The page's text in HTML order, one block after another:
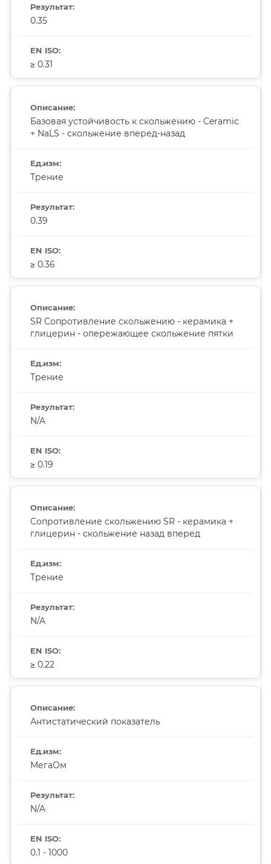
0.35
≥ 0.31
Базовая устойчивость к скольжению - Ceramic
+ NaLS - скольжение вперед-назад
Трение
0.39
≥ 0.36
SR Сопротивление скольжению - керамика +
глицерин - опережающее скольжение пятки
Трение
N/A
≥ 0.19
Сопротивление скольжению SR - керамика +
глицерин - скольжение назад вперед
Трение
N/A
≥ 0.22
Антистатический показатель
МегаОм
N/A
0.1 - 1000